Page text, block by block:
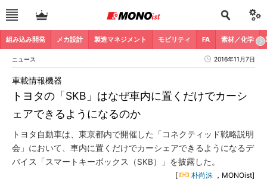
組み込み開発 メカ設計 製造マネジメント モビリティ FA 素材／化学
ニュース 2016年11月7日
トヨタの「SKB」はなぜ車内に置くだけでカーシ
ェアできるようになるのか
車載情報機器
トヨタ自動車は、東京都内で開催した「コネクティッド戦略説明
会」において、車内に置くだけでカーシェアできるようになるデ
バイス「スマートキーボックス（SKB）」を披露した。
[ 朴尚洙 ，MONOist]